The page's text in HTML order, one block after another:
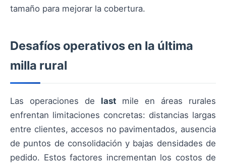
tamaño para mejorar la cobertura.
Desafíos operativos en la última
milla rural
Las operaciones de last mile en áreas rurales
enfrentan limitaciones concretas: distancias largas
entre clientes, accesos no pavimentados, ausencia
de puntos de consolidación y bajas densidades de
pedido. Estos factores incrementan los costos de